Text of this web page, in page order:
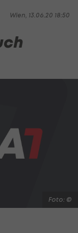
Wien, 13.06.20 18:50
Foto: ©